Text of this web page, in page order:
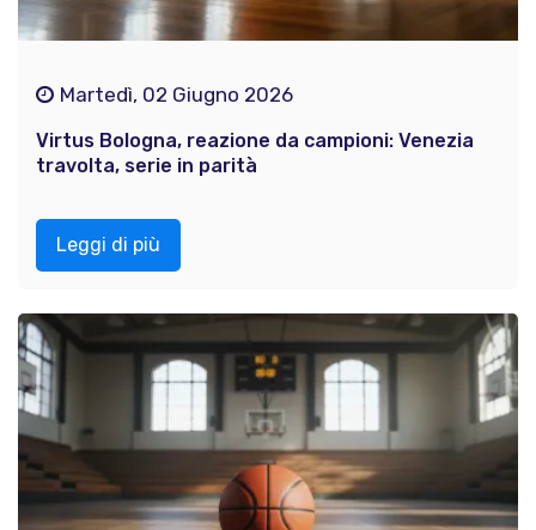
Martedì, 02 Giugno 2026
Virtus Bologna, reazione da campioni: Venezia
travolta, serie in parità
Leggi di più